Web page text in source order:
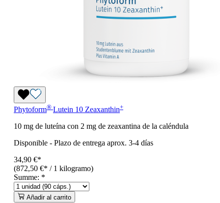
Phytoform® Lutein 10 Zeaxanthin+
10 mg de luteína con 2 mg de zeaxantina de la caléndula
Disponible - Plazo de entrega aprox. 3-4 días
34,90 €*
(872,50 €* / 1 kilogramo)
Summe: *
Añadir al carrito